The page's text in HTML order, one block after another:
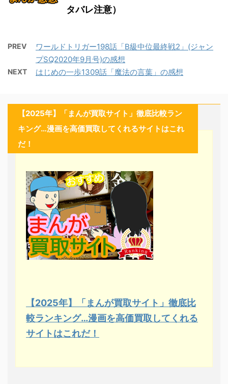
タバレ注意）
PREV
ワールドトリガー198話「B級中位最終戦2」(ジャン
プSQ2020年9月号)の感想
NEXT はじめの一歩1309話「魔法の言葉」の感想
【2025年】「まんが買取サイト」徹底比較ラン
キング…漫画を高価買取してくれるサイトはこれ
だ！
【2025年】「まんが買取サイト」徹底比
較ランキング…漫画を高価買取してくれる
サイトはこれだ！